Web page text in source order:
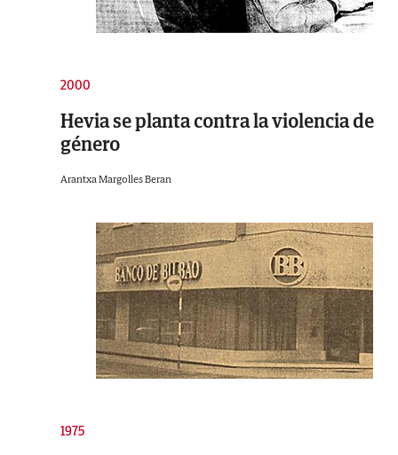
2000
Hevia se planta contra la violencia de
género
Arantxa Margolles Beran
1975